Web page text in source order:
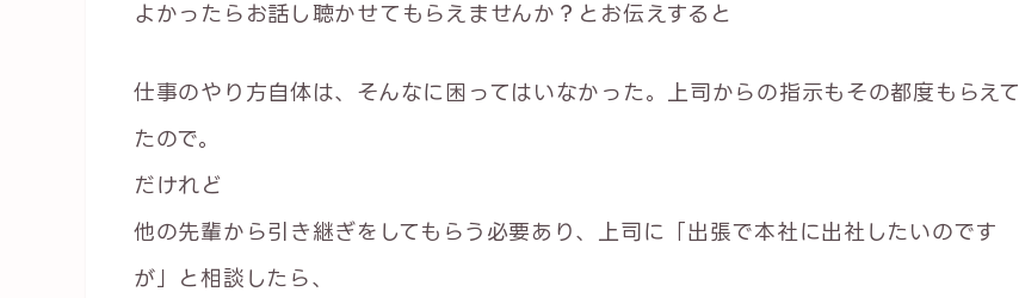
よかったらお話し聴かせてもらえませんか？とお伝えすると
仕事のやり方自体は、そんなに困ってはいなかった。上司からの指示もその都度もらえて
たので。
だけれど
他の先輩から引き継ぎをしてもらう必要あり、上司に「出張で本社に出社したいのです
が」と相談したら、